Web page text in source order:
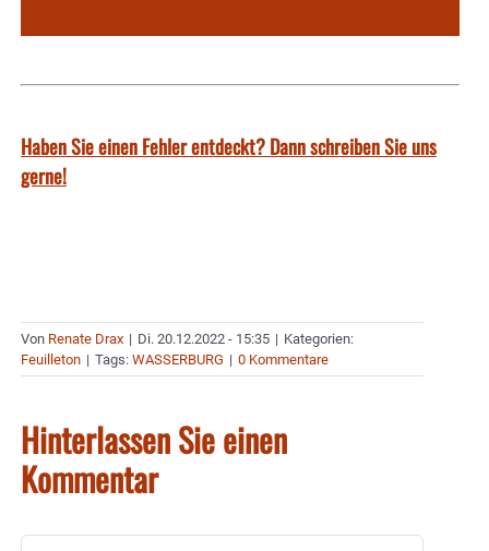
Haben Sie einen Fehler entdeckt? Dann schreiben Sie uns
gerne!
Von Renate Drax | Di. 20.12.2022 - 15:35 | Kategorien:
Feuilleton | Tags: WASSERBURG | 0 Kommentare
Hinterlassen Sie einen
Kommentar